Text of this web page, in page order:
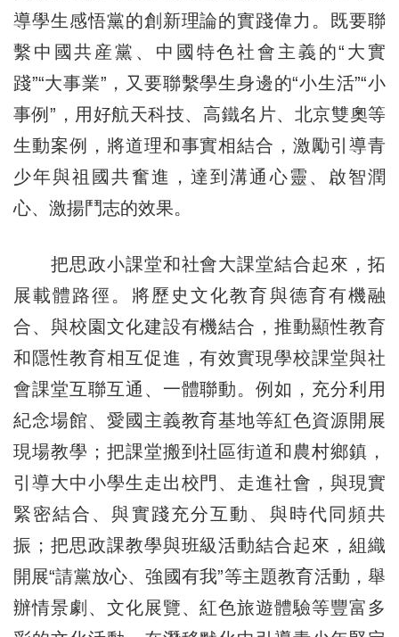
導學生感悟黨的創新理論的實踐偉力。既要聯
繫中國共産黨、中國特色社會主義的“大實
踐”“大事業”，又要聯繫學生身邊的“小生活”“小
事例”，用好航天科技、高鐵名片、北京雙奧等
生動案例，將道理和事實相結合，激勵引導青
少年與祖國共奮進，達到溝通心靈、啟智潤
心、激揚鬥志的效果。
把思政小課堂和社會大課堂結合起來，拓
展載體路徑。將歷史文化教育與德育有機融
合、與校園文化建設有機結合，推動顯性教育
和隱性教育相互促進，有效實現學校課堂與社
會課堂互聯互通、一體聯動。例如，充分利用
紀念場館、愛國主義教育基地等紅色資源開展
現場教學；把課堂搬到社區街道和農村鄉鎮，
引導大中小學生走出校門、走進社會，與現實
緊密結合、與實踐充分互動、與時代同頻共
振；把思政課教學與班級活動結合起來，組織
開展“請黨放心、強國有我”等主題教育活動，舉
辦情景劇、文化展覽、紅色旅遊體驗等豐富多